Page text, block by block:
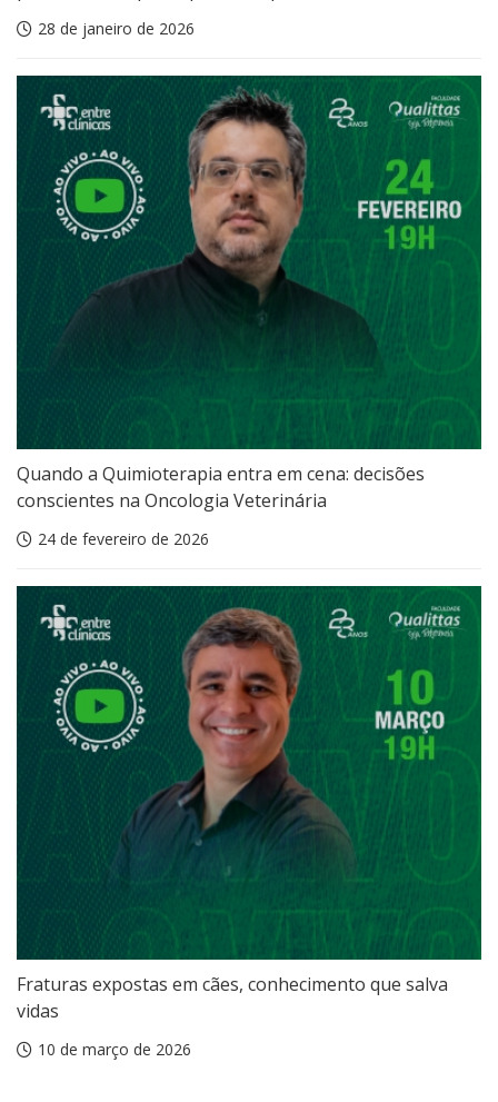
28 de janeiro de 2026
Quando a Quimioterapia entra em cena: decisões
conscientes na Oncologia Veterinária
24 de fevereiro de 2026
Fraturas expostas em cães, conhecimento que salva
vidas
10 de março de 2026